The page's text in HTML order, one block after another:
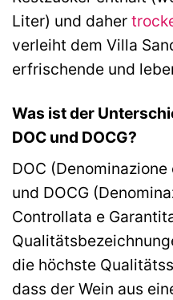
Liter) und daher
verleiht dem Villa
erfrischende und
Was ist der
DOC und DOCG?
DOC
und DOCG
Controllata e
die höchste
dass der Wein aus